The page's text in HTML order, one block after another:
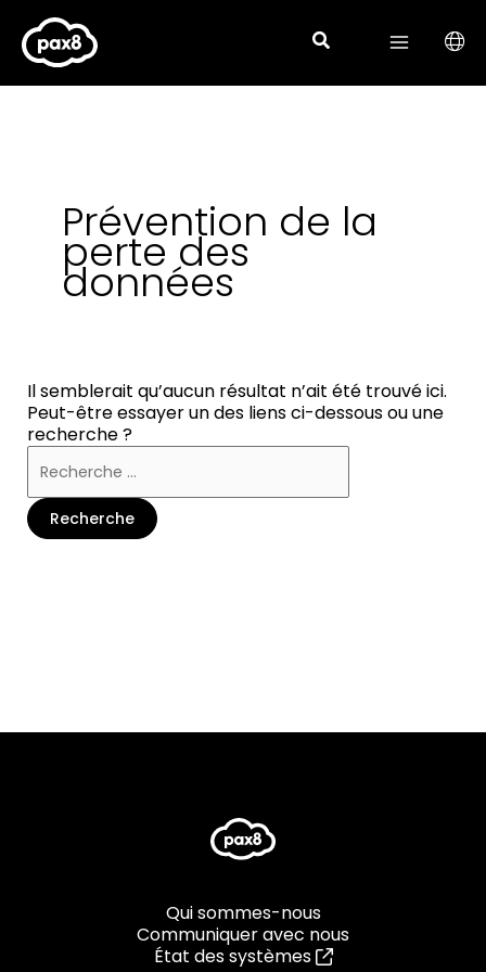
contenu
Prévention de la
perte des
données
Il semblerait qu’aucun résultat n’ait été trouvé ici.
Peut-être essayer un des liens ci-dessous ou une
recherche ?
for:
Qui sommes-nous
Communiquer avec nous
État des systèmes